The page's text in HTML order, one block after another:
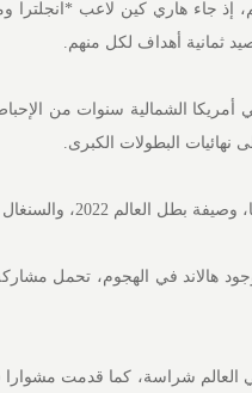
جاء هاري كين لاعب *انجلترا
ثمانية ⁠أهداف لكل منهم.
التي تقام في أمريكا الشمالية سنوات
البطولات الكبرى.
2022، والسنغال والعراق.
هالاند في الهجوم، تحمل
العالم شراسة، كما قدمت مشوارا